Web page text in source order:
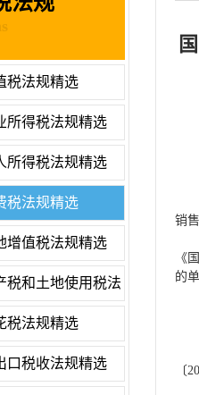
税法规精选
所得税法规精选
所得税法规精选
税法规精选
增值税法规精选
税和土地使用税法
税法规精选
口税收法规精选
销
《
的
〔